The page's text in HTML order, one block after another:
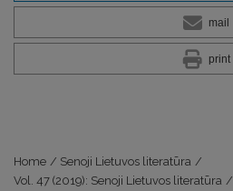
mail
print
Home / Senoji Lietuvos literatūra /
Vol. 47 (2019): Senoji Lietuvos literatūra /